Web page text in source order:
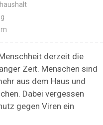
derzeit die
Zeit. Menschen sind
aus dem Haus und
Dabei vergessen
gegen Viren ein